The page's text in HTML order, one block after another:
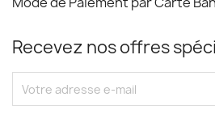
Recevez nos offres